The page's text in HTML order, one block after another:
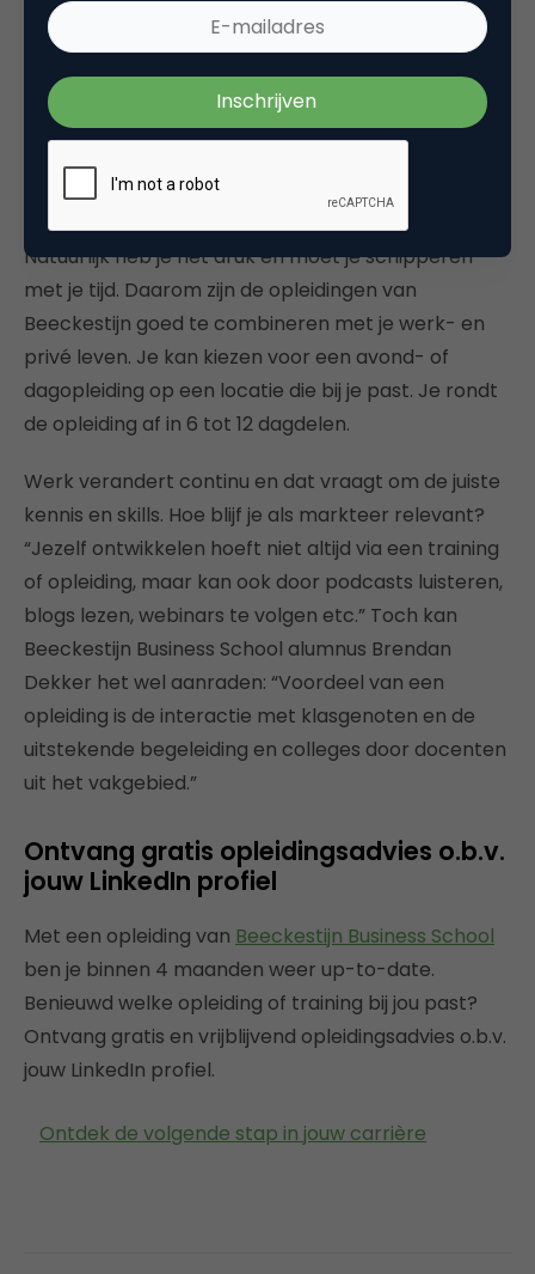
staan ze weer met de voeten in de klei. Je verlaat
gegarandeerd veel nieuwe kennis en inzichten! De
stof wordt aangepast o.b.v. de groep en heeft
daardoor meer of minder focus op b2c, b2b of de
publieke sector.
Natuurlijk heb je het druk en moet je schipperen
met je tijd. Daarom zijn de opleidingen van
Beeckestijn goed te combineren met je werk- en
privé leven. Je kan kiezen voor een avond- of
dagopleiding op een locatie die bij je past. Je rondt
de opleiding af in 6 tot 12 dagdelen.
Werk verandert continu en dat vraagt om de juiste
kennis en skills. Hoe blijf je als markteer relevant?
“Jezelf ontwikkelen hoeft niet altijd via een training
of opleiding, maar kan ook door podcasts luisteren,
blogs lezen, webinars te volgen etc.” Toch kan
Beeckestijn Business School alumnus Brendan
Dekker het wel aanraden: “Voordeel van een
opleiding is de interactie met klasgenoten en de
uitstekende begeleiding en colleges door docenten
uit het vakgebied.”
Ontvang gratis opleidingsadvies o.b.v.
jouw LinkedIn profiel
Met een opleiding van Beeckestijn Business School
ben je binnen 4 maanden weer up-to-date.
Benieuwd welke opleiding of training bij jou past?
Ontvang gratis en vrijblijvend opleidingsadvies o.b.v.
jouw LinkedIn profiel.
Ontdek de volgende stap in jouw carrière